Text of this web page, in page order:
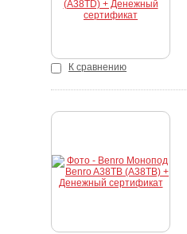
К сравнению